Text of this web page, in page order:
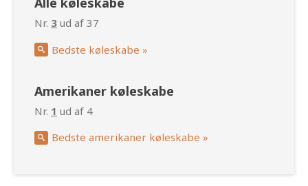
Nr. 3 ud af 37
Bedste køleskabe »
Amerikaner køleskabe
Nr. 1 ud af 4
Bedste amerikaner køleskabe »